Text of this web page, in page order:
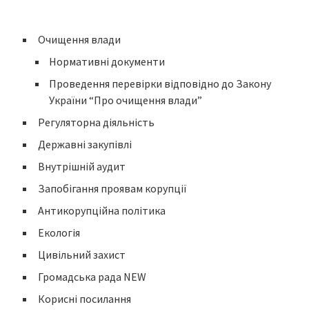
Очищення влади
Нормативні документи
Проведення перевірки відповідно до Закону
України “Про очищення влади”
Регуляторна діяльність
Державні закупівлі
Внутрішній аудит
Запобігання проявам корупції
Антикорупційна політика
Екологія
Цивільний захист
Громадська рада NEW
Корисні посилання